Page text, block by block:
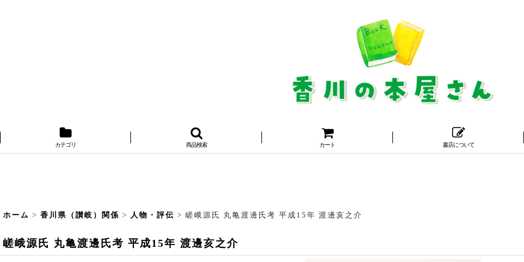
カテゴリ 商品検索 カート 書店について
ホーム > 香川県（讃岐）関係 > 人物・評伝 > 嵯峨源氏 丸亀渡邊氏考 平成15年 渡邊亥之介
嵯峨源氏 丸亀渡邊氏考 平成15年 渡邊亥之介